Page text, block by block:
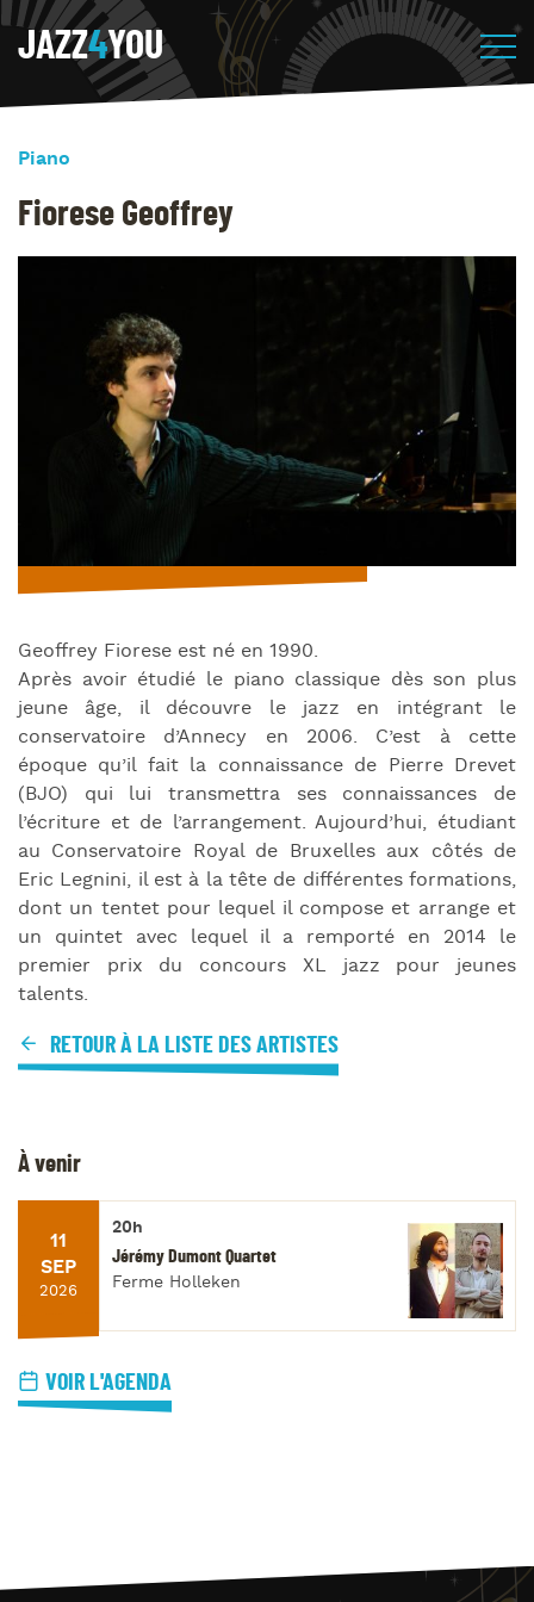
JAZZ4YOU
Piano
Fiorese Geoffrey
Geoffrey Fiorese est né en 1990.
Après avoir étudié le piano classique dès son plus
jeune âge, il découvre le jazz en intégrant le
conservatoire d’Annecy en 2006. C’est à cette
époque qu’il fait la connaissance de Pierre Drevet
(BJO) qui lui transmettra ses connaissances de
l’écriture et de l’arrangement. Aujourd’hui, étudiant
au Conservatoire Royal de Bruxelles aux côtés de
Eric Legnini, il est à la tête de différentes formations,
dont un tentet pour lequel il compose et arrange et
un quintet avec lequel il a remporté en 2014 le
premier prix du concours XL jazz pour jeunes
talents.
RETOUR À LA LISTE DES ARTISTES
À venir
11
SEP
2026
20h
Jérémy Dumont Quartet
Ferme Holleken
VOIR L'AGENDA